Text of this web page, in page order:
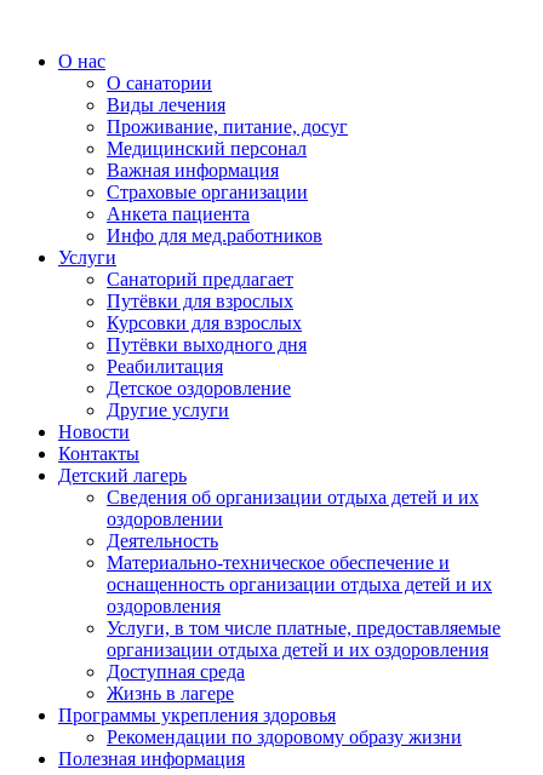
О нас
О санатории
Виды лечения
Проживание, питание, досуг
Медицинский персонал
Важная информация
Страховые организации
Анкета пациента
Инфо для мед.работников
Услуги
Санаторий предлагает
Путёвки для взрослых
Курсовки для взрослых
Путёвки выходного дня
Реабилитация
Детское оздоровление
Другие услуги
Новости
Контакты
Детский лагерь
Сведения об организации отдыха детей и их
оздоровлении
Деятельность
Материально-техническое обеспечение и
оснащенность организации отдыха детей и их
оздоровления
Услуги, в том числе платные, предоставляемые
организации отдыха детей и их оздоровления
Доступная среда
Жизнь в лагере
Программы укрепления здоровья
Рекомендации по здоровому образу жизни
Полезная информация